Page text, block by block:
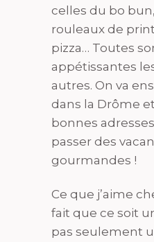
celles du bo
rouleaux de
pizza… Toutes
appétissantes
autres. On va
dans la Drôme
bonnes
passer des
gourmandes !
Ce que j’aime
fait que ce soit
pas seulement